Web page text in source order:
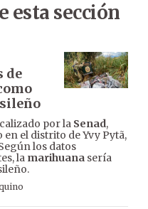
esta sección
de
por la Senad,
el distrito de Yvy Pytã,
los datos
la marihuana sería